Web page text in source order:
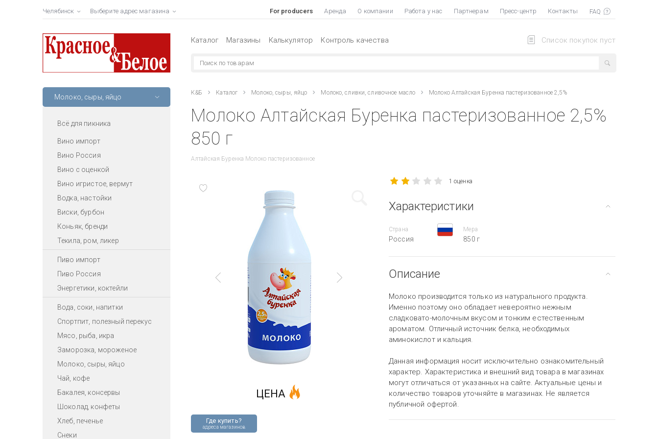
Челябинск Выберите адрес магазина For producers Аренда О компании Работа у нас Партнерам Пресс-центр Контакты
Список покупок пуст
Каталог Магазины Калькулятор Контроль качества
Молоко, сыры, яйцо
Всё для пикника
Вино импорт
Вино Россия
Вино с оценкой
Вино игристое, вермут
Водка, настойки
Виски, бурбон
Коньяк, бренди
Текила, ром, ликер
Пиво импорт
Пиво Россия
Энергетики, коктейли
Вода, соки, напитки
Спортпит, полезный перекус
Мясо, рыба, икра
Заморозка, мороженое
Молоко, сыры, яйцо
Чай, кофе
Бакалея, консервы
Шоколад, конфеты
Хлеб, печенье
Снеки
К&Б Каталог Молоко, сыры, яйцо Молоко, сливки, сливочное масло Молоко Алтайская Буренка пастеризованное 2,5%
Молоко Алтайская Буренка пастеризованное 2,5%
850 г
Алтайская Буренка Молоко пастеризованное
Где купить?
адреса магазинов
ЦЕНА
1 оценка
Характеристики
Страна
Россия
Мера
850 г
Описание
Молоко производится только из натурального продукта.
Именно поэтому оно обладает невероятно нежным
сладковато-молочным вкусом и тонким естественным
ароматом. Отличный источник белка, необходимых
аминокислот и кальция.
Данная информация носит исключительно ознакомительный
характер. Характеристика и внешний вид товара в магазинах
могут отличаться от указанных на сайте. Актуальные цены и
количество товаров уточняйте в магазинах. Не является
публичной офертой.